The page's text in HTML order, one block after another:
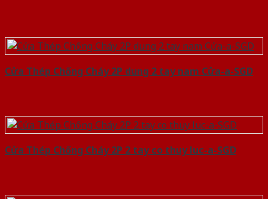
Cửa Thép Chống Cháy 2P dung 2 tay nam Cửa-a-SGD
Cửa Thép Chống Cháy 2P 2 tay co thuy luc-a-SGD